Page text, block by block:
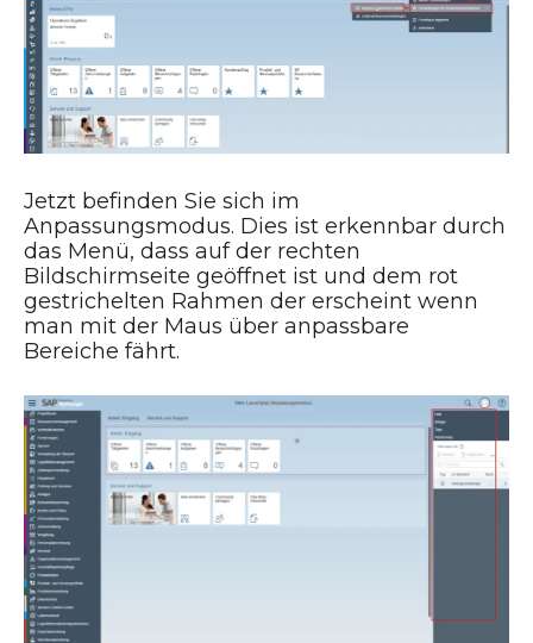
Jetzt befinden Sie sich im
Anpassungsmodus. Dies ist erkennbar durch
das Menü, dass auf der rechten
Bildschirmseite geöffnet ist und dem rot
gestrichelten Rahmen der erscheint wenn
man mit der Maus über anpassbare
Bereiche fährt.